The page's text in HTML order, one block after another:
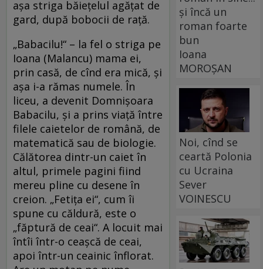
aşa striga băieţelul agăţat de
gard, după bobocii de raţă.
„Babacilu!“ – la fel o striga pe
Ioana (Malancu) mama ei,
prin casă, de cînd era mică, şi
aşa i-a rămas numele. În
liceu, a devenit Domnişoara
Babacilu, şi a prins viaţă între
filele caietelor de română, de
matematică sau de biologie.
Călătorea dintr-un caiet în
altul, primele pagini fiind
mereu pline cu desene în
creion. „Fetiţa ei“, cum îi
spune cu căldură, este o
„făptură de ceai“. A locuit mai
întîi într-o ceaşcă de ceai,
apoi într-un ceainic înflorat.
și încă un
roman foarte
bun
Ioana
MOROȘAN
Noi, cînd se
ceartă Polonia
cu Ucraina
Sever
VOINESCU